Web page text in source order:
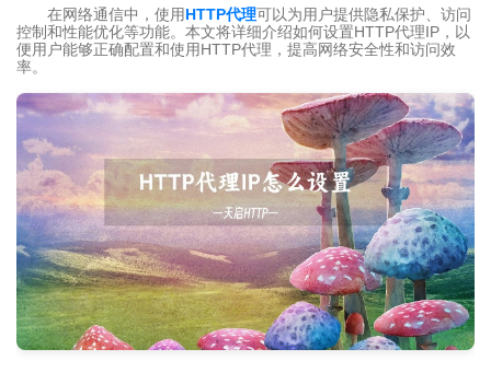
在网络通信中，使用HTTP代理可以为用户提供隐私保护、访问
控制和性能优化等功能。本文将详细介绍如何设置HTTP代理IP，以
便用户能够正确配置和使用HTTP代理，提高网络安全性和访问效
率。